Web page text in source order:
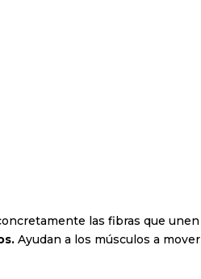
las fibras que
Ayudan a los músculos a